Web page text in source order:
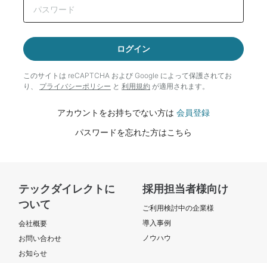
ログイン
このサイトは reCAPTCHA および Google によって保護されてお
り、 プライバシーポリシー と 利用規約 が適用されます。
アカウントをお持ちでない方は 会員登録
パスワードを忘れた方はこちら
テックダイレクトに
ついて
会社概要
お問い合わせ
お知らせ
採用担当者様向け
ご利用検討中の企業様
導入事例
ノウハウ